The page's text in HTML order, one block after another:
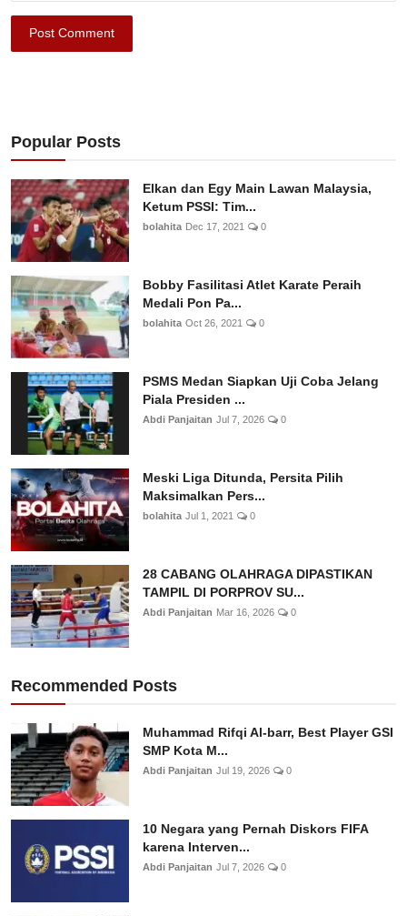
Post Comment
Popular Posts
Elkan dan Egy Main Lawan Malaysia,
Ketum PSSI: Tim...
bolahita Dec 17, 2021 0
Bobby Fasilitasi Atlet Karate Peraih
Medali Pon Pa...
bolahita Oct 26, 2021 0
PSMS Medan Siapkan Uji Coba Jelang
Piala Presiden ...
Abdi Panjaitan Jul 7, 2026 0
Meski Liga Ditunda, Persita Pilih
Maksimalkan Pers...
bolahita Jul 1, 2021 0
28 CABANG OLAHRAGA DIPASTIKAN
TAMPIL DI PORPROV SU...
Abdi Panjaitan Mar 16, 2026 0
Recommended Posts
Muhammad Rifqi Al-barr, Best Player GSI
SMP Kota M...
Abdi Panjaitan Jul 19, 2026 0
10 Negara yang Pernah Diskors FIFA
karena Interven...
Abdi Panjaitan Jul 7, 2026 0